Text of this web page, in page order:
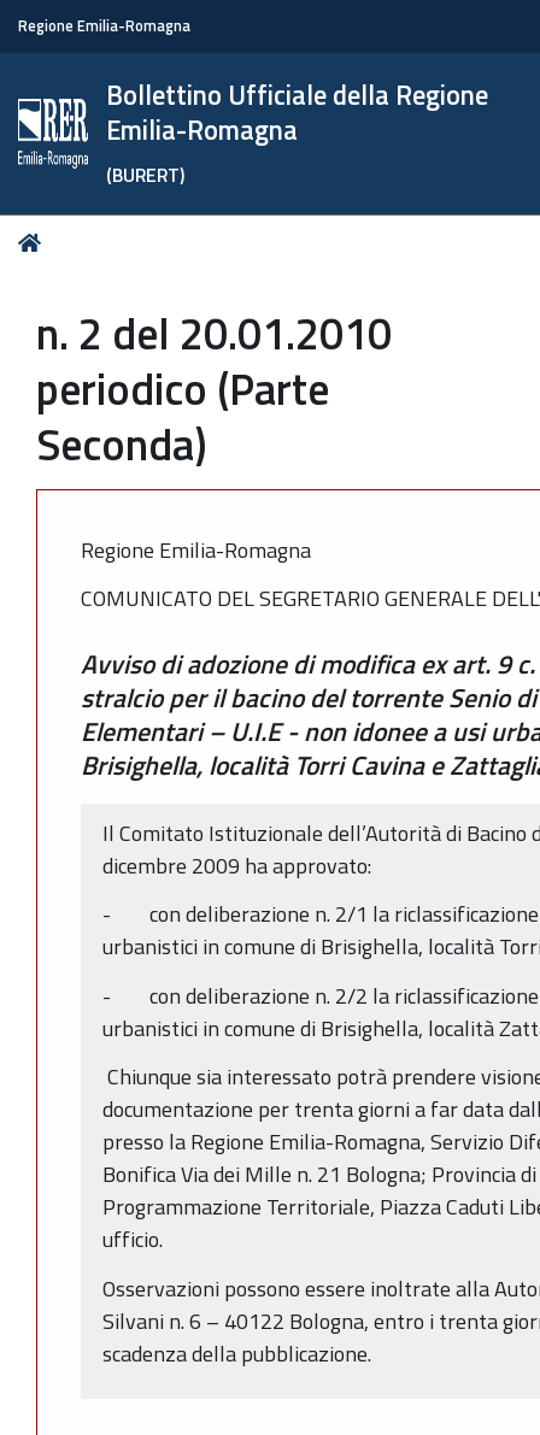
Regione Emilia-Romagna
Bollettino Ufficiale della Regione
Emilia-Romagna
(BURERT)
Tu
n. 2 del 20.01.2010
periodico (Parte
Seconda)
Regione Emilia-Romagna
COMUNICATO DEL SEGRETARIO GENERALE
Avviso di adozione di modifica ex art. 9
stralcio per il bacino del torrente Senio
Elementari – U.I.E - non idonee a usi
Brisighella, località Torri Cavina e
Il Comitato Istituzionale dell’Autorità di Bacino
dicembre 2009 ha approvato:
- con deliberazione n. 2/1 la riclassificazione
urbanistici in comune di Brisighella, località
- con deliberazione n. 2/2 la riclassificazione
urbanistici in comune di Brisighella, località
Chiunque sia interessato potrà prendere
documentazione per trenta giorni a far data
presso la Regione Emilia-Romagna, Servizio
Bonifica Via dei Mille n. 21 Bologna; Provincia
Programmazione Territoriale, Piazza Caduti
ufficio.
Osservazioni possono essere inoltrate alla
Silvani n. 6 – 40122 Bologna, entro i trenta
scadenza della pubblicazione.